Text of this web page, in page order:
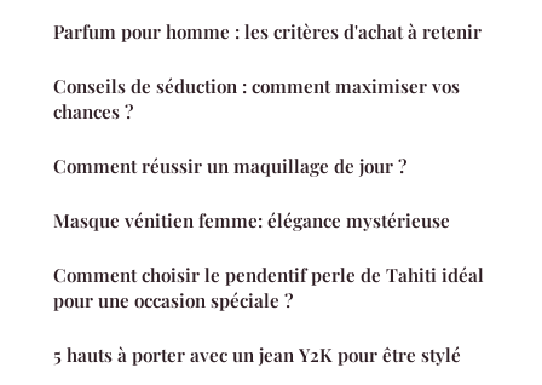
Parfum pour homme : les critères d'achat à retenir
Conseils de séduction : comment maximiser vos
chances ?
Comment réussir un maquillage de jour ?
Masque vénitien femme: élégance mystérieuse
Comment choisir le pendentif perle de Tahiti idéal
pour une occasion spéciale ?
5 hauts à porter avec un jean Y2K pour être stylé